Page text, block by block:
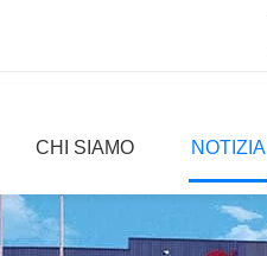
CHI SIAMO NOTIZIA